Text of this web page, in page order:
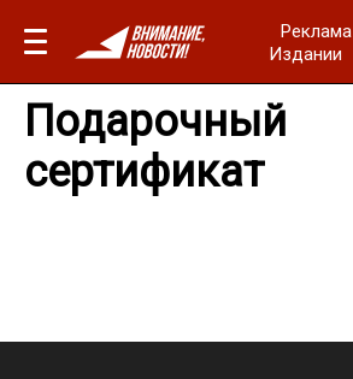
Реклама
Издании
Подарочный
сертификат